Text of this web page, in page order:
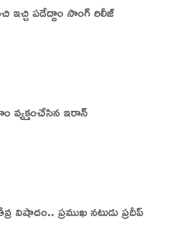
ఇచ్చి పడేద్దాం సాంగ్ రిలీజ్
వ్య‌క్తంచేసిన ఇరాన్
విషాదం.. ప్రముఖ నటుడు ప్రదీప్